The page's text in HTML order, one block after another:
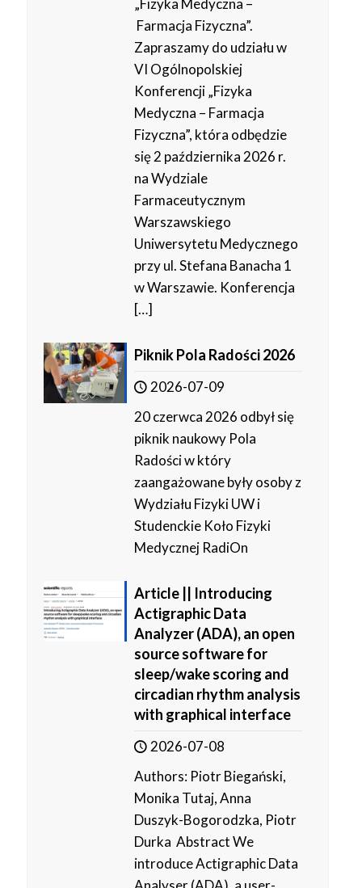
„Fizyka Medyczna –
Farmacja Fizyczna”.
Zapraszamy do udziału w
VI Ogólnopolskiej
Konferencji „Fizyka
Medyczna – Farmacja
Fizyczna”, która odbędzie
się 2 października 2026 r.
na Wydziale
Farmaceutycznym
Warszawskiego
Uniwersytetu Medycznego
przy ul. Stefana Banacha 1
w Warszawie. Konferencja
[…]
Piknik Pola Radości 2026
2026-07-09
20 czerwca 2026 odbył się
piknik naukowy Pola
Radości w który
zaangażowane były osoby z
Wydziału Fizyki UW i
Studenckie Koło Fizyki
Medycznej RadiOn
Article || Introducing
Actigraphic Data
Analyzer (ADA), an open
source software for
sleep/wake scoring and
circadian rhythm analysis
with graphical interface
2026-07-08
Authors: Piotr Biegański,
Monika Tutaj, Anna
Duszyk-Bogorodzka, Piotr
Durka Abstract We
introduce Actigraphic Data